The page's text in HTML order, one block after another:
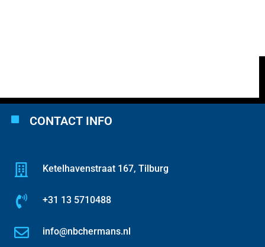
CONTACT INFO
Ketelhavenstraat 167, Tilburg
+31 13 5710488
info@nbchermans.nl